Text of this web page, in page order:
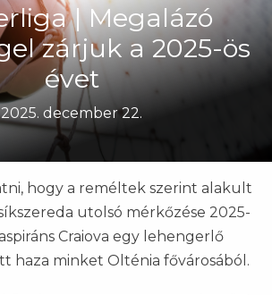
| Megalázó
zárjuk a 2025-ös
évet
2025. december 22.
hogy a reméltek szerint alakult
utolsó mérkőzése 2025-
Craiova egy lehengerlő
haza minket Olténia fővárosából.